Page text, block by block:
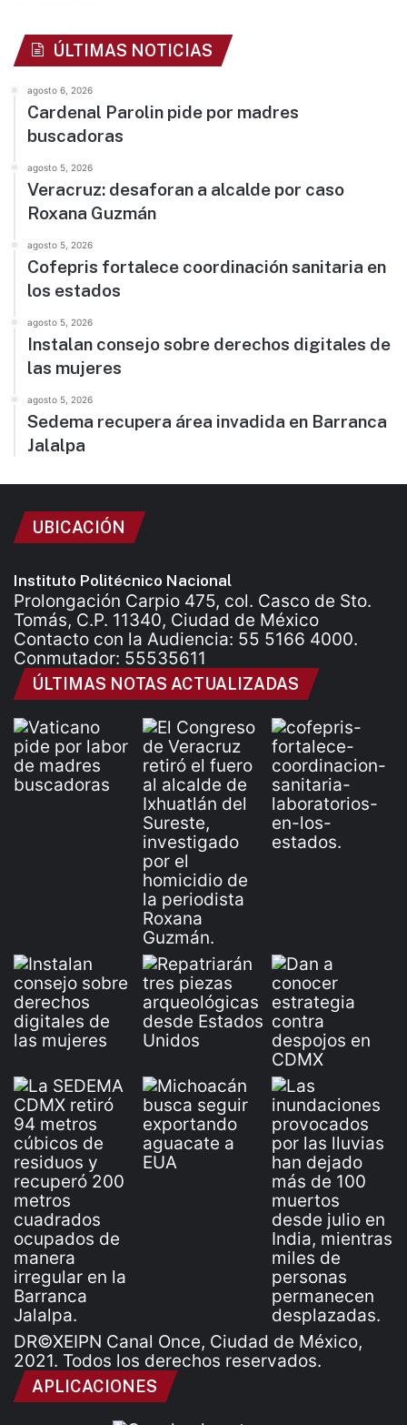
ÚLTIMAS NOTICIAS
agosto 6, 2026
Cardenal Parolin pide por madres
buscadoras
agosto 5, 2026
Veracruz: desaforan a alcalde por caso
Roxana Guzmán
agosto 5, 2026
Cofepris fortalece coordinación sanitaria en
los estados
agosto 5, 2026
Instalan consejo sobre derechos digitales de
las mujeres
agosto 5, 2026
Sedema recupera área invadida en Barranca
Jalalpa
UBICACIÓN
Instituto Politécnico Nacional
Prolongación Carpio 475, col. Casco de Sto.
Tomás, C.P. 11340, Ciudad de México
Contacto con la Audiencia: 55 5166 4000.
Conmutador: 55535611
ÚLTIMAS NOTAS ACTUALIZADAS
DR©XEIPN Canal Once, Ciudad de México,
2021. Todos los derechos reservados.
APLICACIONES